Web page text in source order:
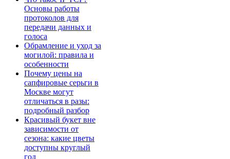
Основы работы
протоколов для
передачи данных и
голоса
Обрамление и уход за
могилой: правила и
особенности
Почему цены на
сапфировые серьги в
Москве могут
отличаться в разы:
подробный разбор
Красивый букет вне
зависимости от
сезона: какие цветы
доступны круглый
год